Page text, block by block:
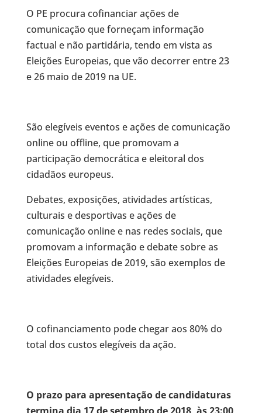
O PE procura cofinanciar ações de
comunicação que forneçam informação
factual e não partidária, tendo em vista as
Eleições Europeias, que vão decorrer entre 23
e 26 maio de 2019 na UE.
São elegíveis eventos e ações de comunicação
online ou offline, que promovam a
participação democrática e eleitoral dos
cidadãos europeus.
Debates, exposições, atividades artísticas,
culturais e desportivas e ações de
comunicação online e nas redes sociais, que
promovam a informação e debate sobre as
Eleições Europeias de 2019, são exemplos de
atividades elegíveis.
O cofinanciamento pode chegar aos 80% do
total dos custos elegíveis da ação.
O prazo para apresentação de candidaturas